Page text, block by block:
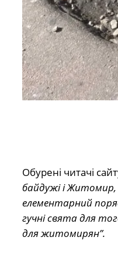
Обурені читачі
байдужі і
елементарний
гучні свята для
для житомирян”.